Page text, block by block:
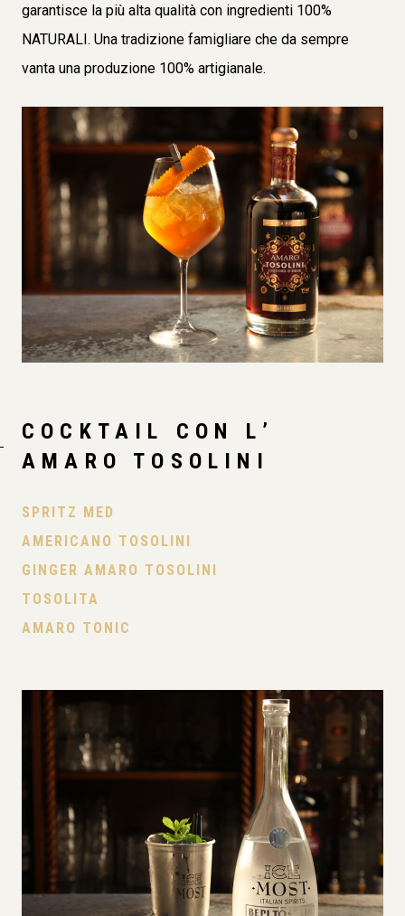
garantisce la più alta qualità con ingredienti 100%
NATURALI. Una tradizione famigliare che da sempre
vanta una produzione 100% artigianale.
COCKTAIL CON L’
AMARO TOSOLINI
SPRITZ MED
AMERICANO TOSOLINI
GINGER AMARO TOSOLINI
TOSOLITA
AMARO TONIC